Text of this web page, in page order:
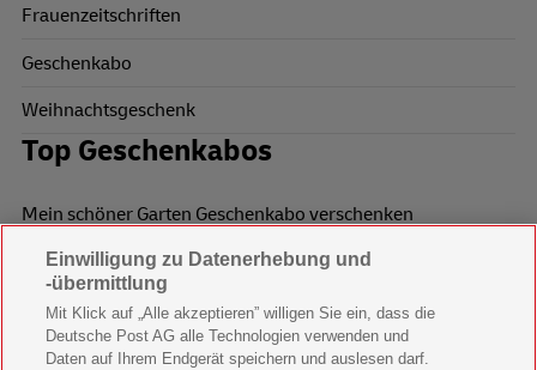
Frauenzeitschriften
Geschenkabo
Weihnachtsgeschenk
Top Geschenkabos
Mein schöner Garten Geschenkabo verschenken
Wohnen & Garten Geschenkabo verschenken
Mein schönes Land Geschenkabo verschenken
Bild der Frau Geschenkabo verschenken
Einwilligung zu Datenerhebung und
-übermittlung
Mit Klick auf „Alle akzeptieren” willigen Sie ein, dass die
Deutsche Post AG alle Technologien verwenden und
Daten auf Ihrem Endgerät speichern und auslesen darf.